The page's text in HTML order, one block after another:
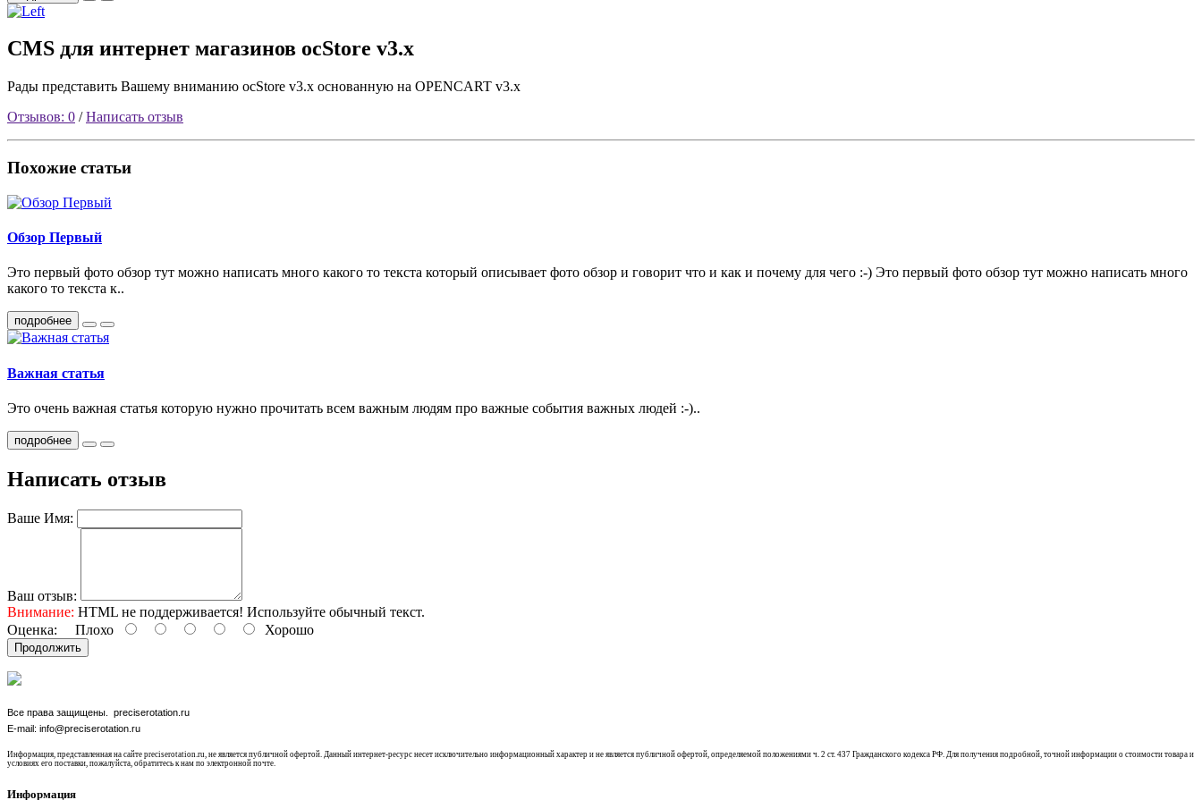
CMS для интернет магазинов ocStore v3.x
Рады представить Вашему вниманию ocStore v3.x основанную на OPENCART v3.x
Отзывов: 0 /Написать отзыв
Похожие статьи
Обзор Первый
Это первый фото обзор тут можно написать много какого то текста который описывает фото обзор и говорит что и как и почему для чего :-) Это первый фото обзор тут можно написать много
какого то текста к..
подробнее
Важная статья
Это очень важная статья которую нужно прочитать всем важным людям про важные события важных людей :-)..
подробнее
Написать отзыв
Ваше Имя:
Ваш отзыв:
Внимание: HTML не поддерживается! Используйте обычный текст.
Оценка: Плохо Хорошо
Продолжить
Все права защищены. preciserotation.ru
E-mail: info@preciserotation.ru
Информация, представленная на сайте preciserotation.ru, не является публичной офертой. Данный интернет-ресурс несет исключительно информационный характер и не является публичной офертой, определяемой положениями ч. 2 ст. 437 Гражданского кодекса РФ. Для получения подробной, точной информации о стоимости товара и
условиях его поставки, пожалуйста, обратитесь к нам по электронной почте.
Информация